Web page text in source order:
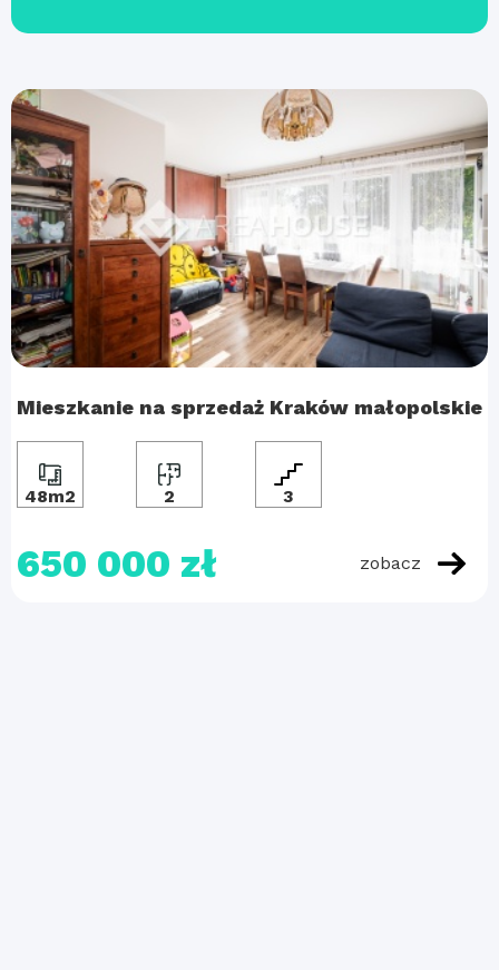
Mieszkanie na sprzedaż Kraków małopolskie
48m2 2 3
650 000 zł zobacz